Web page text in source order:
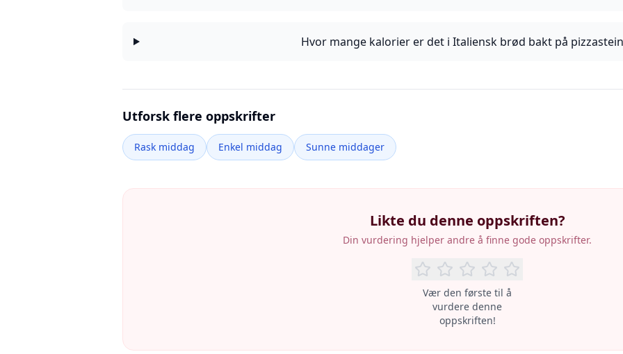
Hvor mange kalorier er det i Italiensk brød bakt på
Utforsk flere oppskrifter
Rask middag Enkel middag Sunne middager
Likte du denne oppskriften?
Din vurdering hjelper andre å finne gode oppskrifter.
Vær den første til å
vurdere denne
oppskriften!